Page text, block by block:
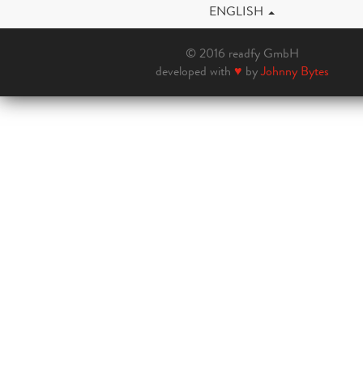
ENGLISH
© 2016 readfy GmbH
developed with ♥ byJohnny Bytes